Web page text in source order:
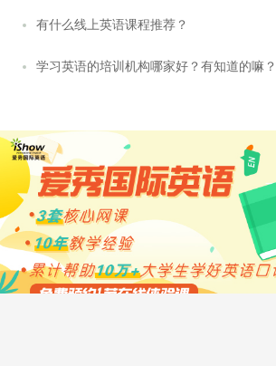
有什么线上英语课程推荐？
学习英语的培训机构哪家好？有知道的嘛？